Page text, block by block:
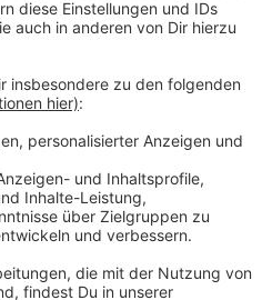
Consent
Platform
Stamp
dass die Kitas morgens,
länger geöffnet haben -
die Ausbildung zur